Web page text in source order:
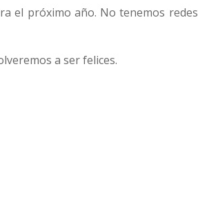
el próximo año. No tenemos redes
a ser felices.